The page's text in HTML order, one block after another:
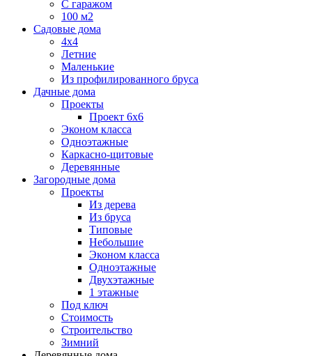
С гаражом
100 м2
Садовые дома
4х4
Летние
Маленькие
Из профилированного бруса
Дачные дома
Проекты
Проект 6х6
Эконом класса
Одноэтажные
Каркасно-щитовые
Деревянные
Загородные дома
Проекты
Из дерева
Из бруса
Типовые
Небольшие
Эконом класса
Одноэтажные
Двухэтажные
1 этажные
Под ключ
Стоимость
Строительство
Зимний